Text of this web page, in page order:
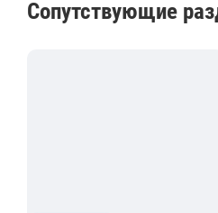
Сопутствующие